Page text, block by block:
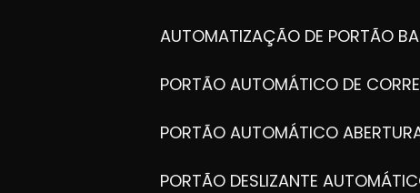
AUTOMATIZAÇÃO DE PORTÃO
PORTÃO AUTOMÁTICO DE
PORTÃO AUTOMÁTICO
PORTÃO DESLIZANTE